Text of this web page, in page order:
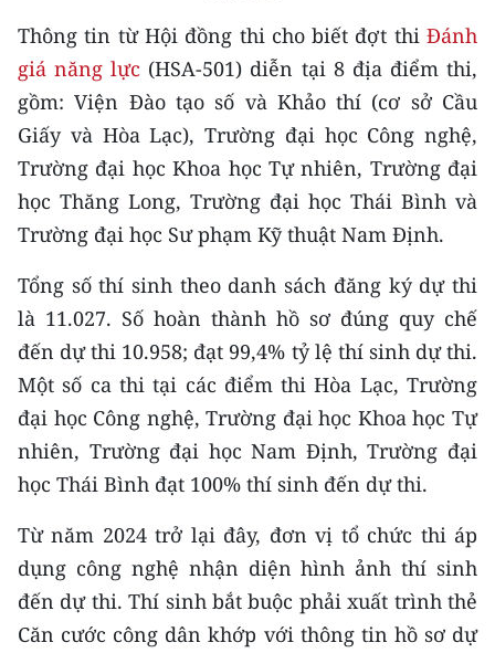
KIỂM CHỨNG THÔNG TIN
TRI THỨC CHUYÊN SÂU
54 DÂN TỘC VIỆT NAM
CHƯƠNG TRÌNH OCOP - MỖI XÃ
MỘT SẢN PHẨM
RADIO
MEDIA CENTER
E-Magazine
Video
Media Chính trị
Media Kinh tế
Media Văn hóa
Media Xã hội
Thông tin từ Hội đồng thi cho biết đợt thi Đánh
giá năng lực (HSA-501) diễn tại 8 địa điểm thi,
gồm: Viện Đào tạo số và Khảo thí (cơ sở Cầu
Giấy và Hòa Lạc), Trường đại học Công nghệ,
Trường đại học Khoa học Tự nhiên, Trường đại
học Thăng Long, Trường đại học Thái Bình và
Trường đại học Sư phạm Kỹ thuật Nam Định.
Tổng số thí sinh theo danh sách đăng ký dự thi
là 11.027. Số hoàn thành hồ sơ đúng quy chế
đến dự thi 10.958; đạt 99,4% tỷ lệ thí sinh dự thi.
Một số ca thi tại các điểm thi Hòa Lạc, Trường
đại học Công nghệ, Trường đại học Khoa học Tự
nhiên, Trường đại học Nam Định, Trường đại
học Thái Bình đạt 100% thí sinh đến dự thi.
Từ năm 2024 trở lại đây, đơn vị tổ chức thi áp
dụng công nghệ nhận diện hình ảnh thí sinh
đến dự thi. Thí sinh bắt buộc phải xuất trình thẻ
Căn cước công dân khớp với thông tin hồ sơ dự